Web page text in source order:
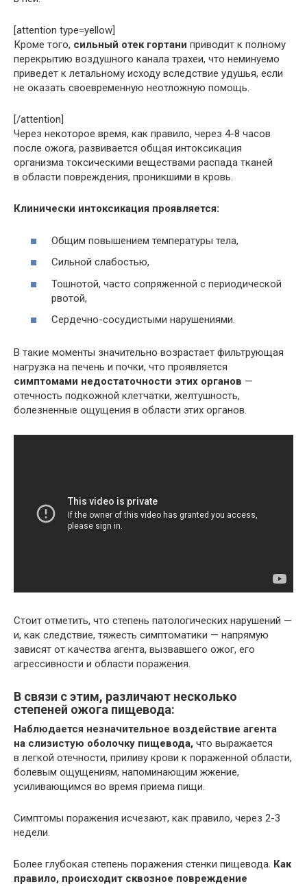
[attention type=yellow]
Кроме того, сильный отек гортани приводит к полному
перекрытию воздушного канала трахеи, что неминуемо
приведет к летальному исходу вследствие удушья, если
не оказать своевременную неотложную помощь.
[/attention]
Через некоторое время, как правило, через 4-8 часов
после ожога, развивается общая интоксикация
организма токсическими веществами распада тканей
в области повреждения, проникшими в кровь.
Клинически интоксикация проявляется:
Общим повышением температуры тела,
Сильной слабостью,
Тошнотой, часто сопряженной с периодической
рвотой,
Сердечно-сосудистыми нарушениями.
В такие моменты значительно возрастает фильтрующая
нагрузка на печень и почки, что проявляется
симптомами недостаточности этих органов —
отечность подкожной клетчатки, желтушность,
болезненные ощущения в области этих органов.
Стоит отметить, что степень патологических нарушений —
и, как следствие, тяжесть симптоматики — напрямую
зависят от качества агента, вызвавшего ожог, его
агрессивности и области поражения.
В связи с этим, различают несколько
степеней ожога пищевода:
Наблюдается незначительное воздействие агента
на слизистую оболочку пищевода, что выражается
в легкой отечности, приливу крови к пораженной области,
болевым ощущениям, напоминающим жжение,
усиливающимся во время приема пищи.
Симптомы поражения исчезают, как правило, через 2-3
недели.
Более глубокая степень поражения стенки пищевода. Как
правило, происходит сквозное повреждение